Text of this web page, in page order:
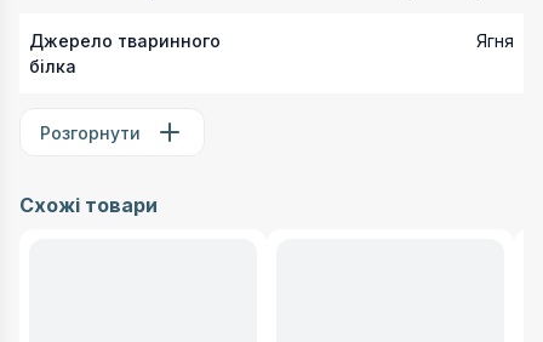
Джерело тваринного
білка
Ягня
Розгорнути
Схожі товари